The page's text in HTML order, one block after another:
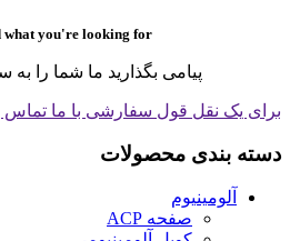
you're looking for?
پیامی بگذارید ما شما را
برای یک نقل قول سفارشی با ما تماس
دسته بندی محصولات
آلومینیوم
صفحه ACP